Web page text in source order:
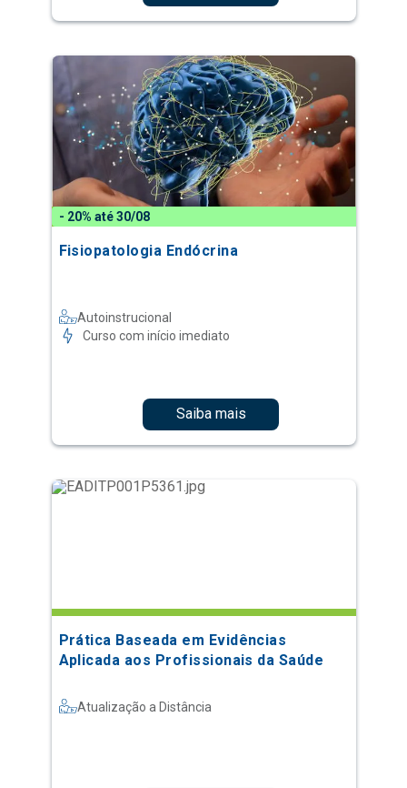
- 20% até 30/08
Fisiopatologia Endócrina
Autoinstrucional
Curso com início imediato
Saiba mais
Prática Baseada em Evidências
Aplicada aos Profissionais da Saúde
Atualização a Distância